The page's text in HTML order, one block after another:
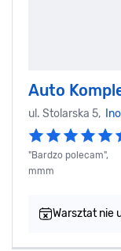
Auto
ul. Stolarska 5,
"Bardzo polecam",
mmm
Warsztat nie